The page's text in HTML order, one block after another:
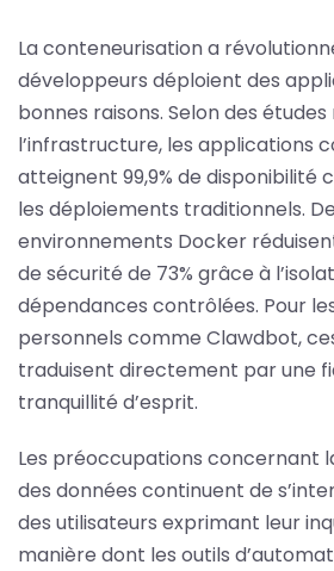
La conteneurisation a
développeurs déploient des
bonnes raisons. Selon des
l’infrastructure, les applications
atteignent 99,9% de disponibilité
les déploiements traditionnels.
environnements Docker
de sécurité de 73% grâce à
dépendances contrôlées. Pour
personnels comme Clawdbot,
traduisent directement par une
tranquillité d’esprit.
Les préoccupations concernant
des données continuent de
des utilisateurs exprimant leur
manière dont les outils